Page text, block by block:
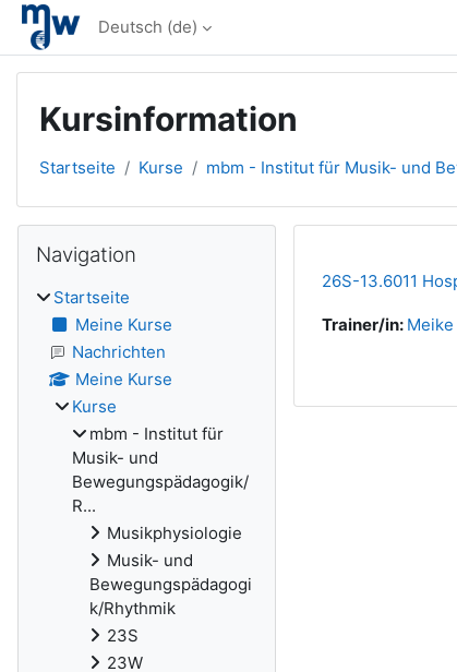
Zum Hauptinhalt
Deutsch ‎(de)‎
Kursinformation
Startseite Kurse mbm - Institut für Musik- und
26S-13.6011
Trainer/in:
Blöcke
Navigation
Startseite
Meine Kurse
Nachrichten
Meine Kurse
Kurse
mbm - Institut für
Musik- und
Bewegungspädagogik/
R...
Musikphysiologie
Musik- und
Bewegungspädagogi
k/Rhythmik
23S
23W